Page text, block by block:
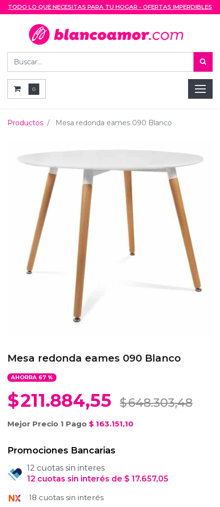
TODO LO QUE NECESITAS PARA TU HOGAR - OFERTAS IMPERDIBLES
0
Productos Mesa redonda eames 090 Blanco
Mesa redonda eames 090 Blanco
AHORRA 67%
$211.884,55 $648.303,48
Mejor Precio 1 Pago $ 163.151,10
Promociones Bancarias
12 cuotas sin interes
12 cuotas sin interés de $ 17.657,05
18 cuotas sin interés